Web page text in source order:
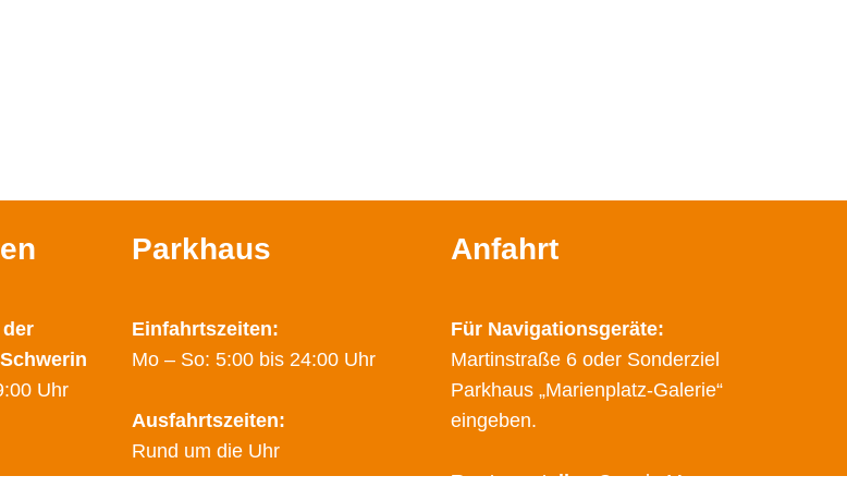
Uhr
Parkhaus
Einfahrtszeiten:
Mo – So: 5:00 bis 24:00 Uhr
Ausfahrtszeiten:
Rund um die Uhr
Anfahrt
Für Navigationsgeräte:
Martinstraße 6 oder Sonderziel
Parkhaus „Marienplatz-Galerie“
eingeben.
Route erstellenGoogle Maps